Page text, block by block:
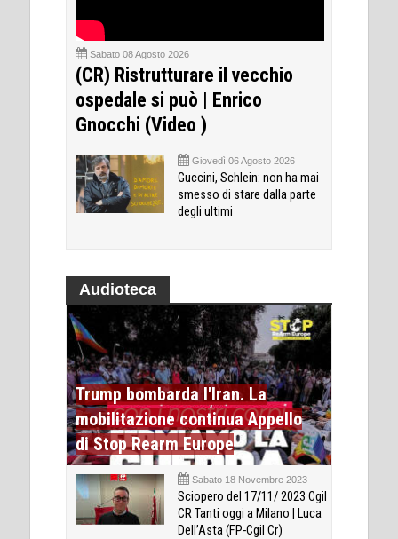
Sabato 08 Agosto 2026
(CR) Ristrutturare il vecchio
ospedale si può | Enrico
Gnocchi (Video )
Giovedì 06 Agosto 2026
Guccini, Schlein: non ha mai
smesso di stare dalla parte
degli ultimi
Audioteca
Trump bombarda l'Iran. La
mobilitazione continua Appello
di Stop Rearm Europe
Sabato 18 Novembre 2023
Sciopero del 17/11/ 2023 Cgil
CR Tanti oggi a Milano | Luca
Dell’Asta (FP-Cgil Cr)